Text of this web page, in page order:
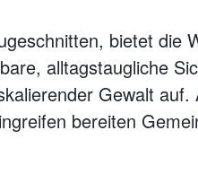
bietet die
alltagstaugliche
Gewalt auf.
bereiten